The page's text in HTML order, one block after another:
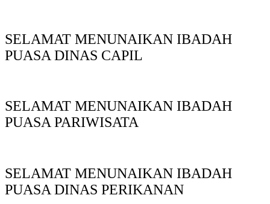
SELAMAT MENUNAIKAN IBADAH
PUASA DINAS CAPIL
SELAMAT MENUNAIKAN IBADAH
PUASA PARIWISATA
SELAMAT MENUNAIKAN IBADAH
PUASA DINAS PERIKANAN